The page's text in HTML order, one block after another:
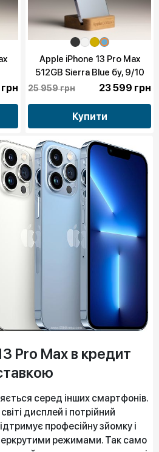
Apple iPhone 13 Pro Max
512GB Sierra Blue бу, 9/10
25 959 грн 23 599 грн
Купити
Pro Max в кредит
серед інших смартфонів.
дисплей і потрійний
професійну зйомку і
режимами. Так само